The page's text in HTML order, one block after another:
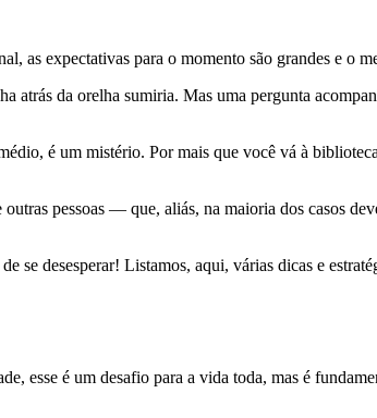
as expectativas para o momento são grandes e o
atrás da orelha sumiria. Mas uma pergunta
é um mistério. Por mais que você vá à
pessoas — que, aliás, na maioria dos casos
se desesperar! Listamos, aqui, várias dicas e
é um desafio para a vida toda, mas é